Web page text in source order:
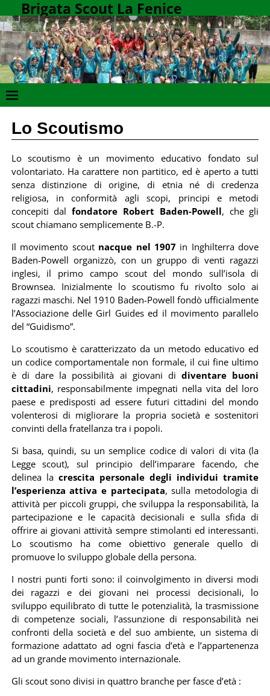
Brigata Scout La Fenice
Lo Scoutismo
Lo scoutismo è un movimento educativo fondato sul
volontariato. Ha carattere non partitico, ed è aperto a tutti
senza distinzione di origine, di etnia né di credenza
religiosa, in conformità agli scopi, principi e metodi
concepiti dalfondatore Robert Baden-Powell, che gli
scout chiamano semplicemente B.-P.
Il movimento scout nacque nel 1907 in Inghilterra dove
Baden-Powell organizzò, con un gruppo di venti ragazzi
inglesi, il primo campo scout del mondo sull’isola di
Brownsea. Inizialmente lo scoutismo fu rivolto solo ai
ragazzi maschi. Nel 1910 Baden-Powell fondò ufficialmente
l’Associazione delle Girl Guides ed il movimento parallelo
del “Guidismo”.
Lo scoutismo è caratterizzato da un metodo educativo ed
un codice comportamentale non formale, il cui fine ultimo
è di dare la possibilità ai giovani didiventare buoni
cittadini, responsabilmente impegnati nella vita del loro
paese e predisposti ad essere futuri cittadini del mondo
volenterosi di migliorare la propria società e sostenitori
convinti della fratellanza tra i popoli.
Si basa, quindi, su un semplice codice di valori di vita (la
Legge scout), sul principio dell’imparare facendo, che
delinea la crescita personale degli individui tramite
l’esperienza attiva e partecipata, sulla metodologia di
attività per piccoli gruppi, che sviluppa la responsabilità, la
partecipazione e le capacità decisionali e sulla sfida di
offrire ai giovani attività sempre stimolanti ed interessanti.
Lo scoutismo ha come obiettivo generale quello di
promuove lo sviluppo globale della persona.
I nostri punti forti sono: il coinvolgimento in diversi modi
dei ragazzi e dei giovani nei processi decisionali, lo
sviluppo equilibrato di tutte le potenzialità, la trasmissione
di competenze sociali, l’assunzione di responsabilità nei
confronti della società e del suo ambiente, un sistema di
formazione adattato ad ogni fascia d’età e l’appartenenza
ad un grande movimento internazionale.
Gli scout sono divisi in quattro branche per fasce d’età :